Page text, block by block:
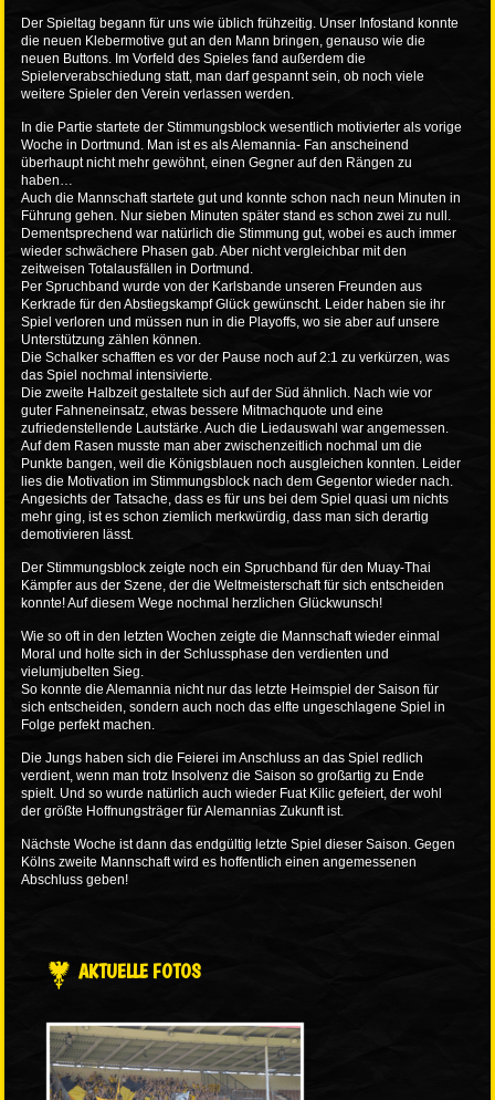
Der Spieltag begann für uns wie üblich frühzeitig. Unser Infostand konnte
die neuen Klebermotive gut an den Mann bringen, genauso wie die
neuen Buttons. Im Vorfeld des Spieles fand außerdem die
Spielerverabschiedung statt, man darf gespannt sein, ob noch viele
weitere Spieler den Verein verlassen werden.
In die Partie startete der Stimmungsblock wesentlich motivierter als vorige
Woche in Dortmund. Man ist es als Alemannia- Fan anscheinend
überhaupt nicht mehr gewöhnt, einen Gegner auf den Rängen zu
haben…
Auch die Mannschaft startete gut und konnte schon nach neun Minuten in
Führung gehen. Nur sieben Minuten später stand es schon zwei zu null.
Dementsprechend war natürlich die Stimmung gut, wobei es auch immer
wieder schwächere Phasen gab. Aber nicht vergleichbar mit den
zeitweisen Totalausfällen in Dortmund.
Per Spruchband wurde von der Karlsbande unseren Freunden aus
Kerkrade für den Abstiegskampf Glück gewünscht. Leider haben sie ihr
Spiel verloren und müssen nun in die Playoffs, wo sie aber auf unsere
Unterstützung zählen können.
Die Schalker schafften es vor der Pause noch auf 2:1 zu verkürzen, was
das Spiel nochmal intensivierte.
Die zweite Halbzeit gestaltete sich auf der Süd ähnlich. Nach wie vor
guter Fahneneinsatz, etwas bessere Mitmachquote und eine
zufriedenstellende Lautstärke. Auch die Liedauswahl war angemessen.
Auf dem Rasen musste man aber zwischenzeitlich nochmal um die
Punkte bangen, weil die Königsblauen noch ausgleichen konnten. Leider
lies die Motivation im Stimmungsblock nach dem Gegentor wieder nach.
Angesichts der Tatsache, dass es für uns bei dem Spiel quasi um nichts
mehr ging, ist es schon ziemlich merkwürdig, dass man sich derartig
demotivieren lässt.
Der Stimmungsblock zeigte noch ein Spruchband für den Muay-Thai
Kämpfer aus der Szene, der die Weltmeisterschaft für sich entscheiden
konnte! Auf diesem Wege nochmal herzlichen Glückwunsch!
Wie so oft in den letzten Wochen zeigte die Mannschaft wieder einmal
Moral und holte sich in der Schlussphase den verdienten und
vielumjubelten Sieg.
So konnte die Alemannia nicht nur das letzte Heimspiel der Saison für
sich entscheiden, sondern auch noch das elfte ungeschlagene Spiel in
Folge perfekt machen.
Die Jungs haben sich die Feierei im Anschluss an das Spiel redlich
verdient, wenn man trotz Insolvenz die Saison so großartig zu Ende
spielt. Und so wurde natürlich auch wieder Fuat Kilic gefeiert, der wohl
der größte Hoffnungsträger für Alemannias Zukunft ist.
Nächste Woche ist dann das endgültig letzte Spiel dieser Saison. Gegen
Kölns zweite Mannschaft wird es hoffentlich einen angemessenen
Abschluss geben!
AKTUELLE FOTOS